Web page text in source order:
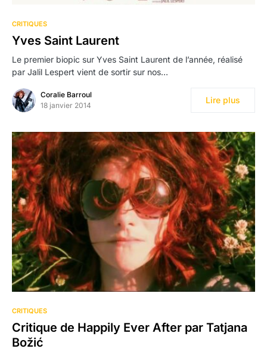
CRITIQUES
Yves Saint Laurent
Le premier biopic sur Yves Saint Laurent de l’année, réalisé
par Jalil Lespert vient de sortir sur nos…
Coralie Barroul
18 janvier 2014
Lire plus
CRITIQUES
Critique de Happily Ever After par Tatjana
Božić